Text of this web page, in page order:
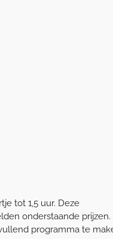
tot 1,5 uur. Deze
onderstaande prijzen.
programma te